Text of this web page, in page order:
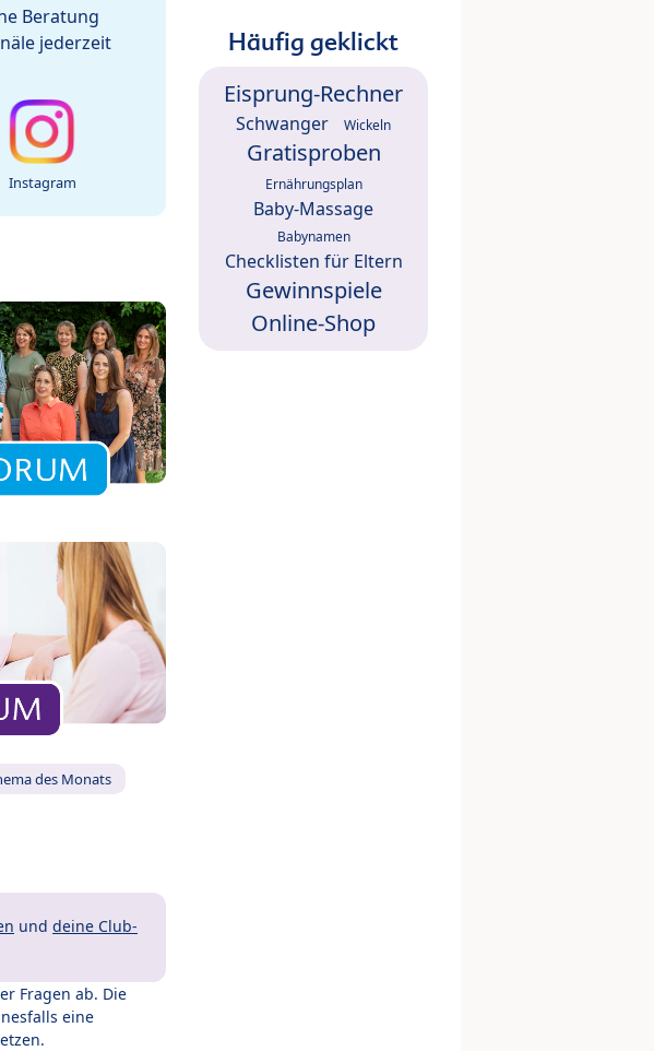
Beratung
jederzeit
Instagram
des Monats
und deine Club-
Fragen ab. Die
eine
Häufig geklickt
Eisprung-Rechner
Schwanger Wickeln
Gratisproben
Ernährungsplan
Baby-Massage
Babynamen
Checklisten für Eltern
Gewinnspiele
Online-Shop